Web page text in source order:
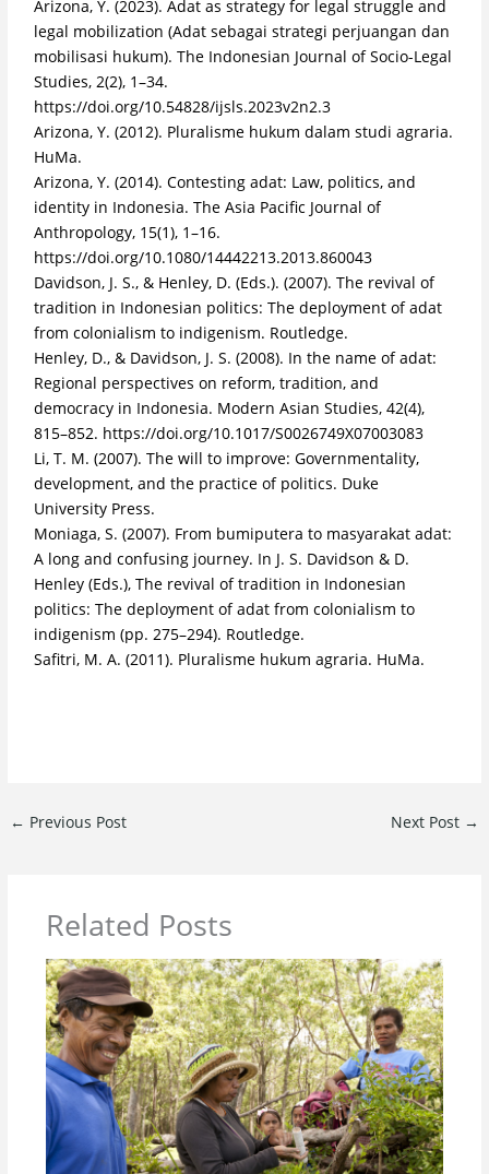
Arizona, Y. (2023). Adat as strategy for legal struggle and
legal mobilization (Adat sebagai strategi perjuangan dan
mobilisasi hukum). The Indonesian Journal of Socio-Legal
Studies, 2(2), 1–34.
https://doi.org/10.54828/ijsls.2023v2n2.3
Arizona, Y. (2012). Pluralisme hukum dalam studi agraria.
HuMa.
Arizona, Y. (2014). Contesting adat: Law, politics, and
identity in Indonesia. The Asia Pacific Journal of
Anthropology, 15(1), 1–16.
https://doi.org/10.1080/14442213.2013.860043
Davidson, J. S., & Henley, D. (Eds.). (2007). The revival of
tradition in Indonesian politics: The deployment of adat
from colonialism to indigenism. Routledge.
Henley, D., & Davidson, J. S. (2008). In the name of adat:
Regional perspectives on reform, tradition, and
democracy in Indonesia. Modern Asian Studies, 42(4),
815–852. https://doi.org/10.1017/S0026749X07003083
Li, T. M. (2007). The will to improve: Governmentality,
development, and the practice of politics. Duke
University Press.
Moniaga, S. (2007). From bumiputera to masyarakat adat:
A long and confusing journey. In J. S. Davidson & D.
Henley (Eds.), The revival of tradition in Indonesian
politics: The deployment of adat from colonialism to
indigenism (pp. 275–294). Routledge.
Safitri, M. A. (2011). Pluralisme hukum agraria. HuMa.
← Previous Post Next Post →
Related Posts